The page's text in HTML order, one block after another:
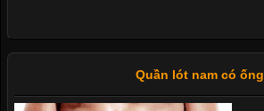
Quần lót nam có ống